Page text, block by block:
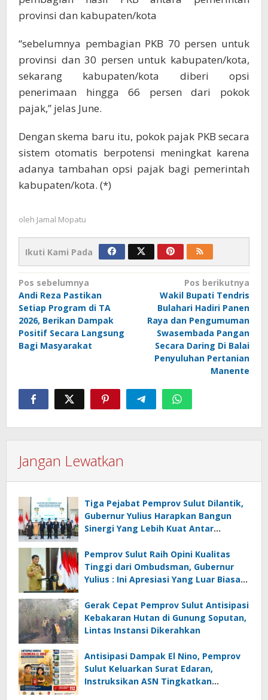
provinsi dan kabupaten/kota
“sebelumnya pembagian PKB 70 persen untuk
provinsi dan 30 persen untuk kabupaten/kota,
sekarang kabupaten/kota diberi opsi
penerimaan hingga 66 persen dari pokok
pajak,” jelas June.
Dengan skema baru itu, pokok pajak PKB secara
sistem otomatis berpotensi meningkat karena
adanya tambahan opsi pajak bagi pemerintah
kabupaten/kota. (*)
oleh Jamal Mopatu
Ikuti Kami Pada
Navigasi
pos
Pos sebelumnya
Andi Reza Pastikan
Setiap Program di TA
2026, Berikan Dampak
Positif Secara Langsung
Bagi Masyarakat
Pos berikutnya
Wakil Bupati Tendris
Bulahari Hadiri Panen
Raya dan Pengumuman
Swasembada Pangan
Secara Daring Di Balai
Penyuluhan Pertanian
Manente
Jangan Lewatkan
Tiga Pejabat Pemprov Sulut Dilantik,
Gubernur Yulius Harapkan Bangun
Sinergi Yang Lebih Kuat Antar
Pemprov Sulut Raih Opini Kualitas
Tinggi dari Ombudsman, Gubernur
Yulius : Ini Apresiasi Yang Luar Biasa,
Gerak Cepat Pemprov Sulut Antisipasi
Kebakaran Hutan di Gunung Soputan,
Lintas Instansi Dikerahkan
Antisipasi Dampak El Nino, Pemprov
Sulut Keluarkan Surat Edaran,
Instruksikan ASN Tingkatkan